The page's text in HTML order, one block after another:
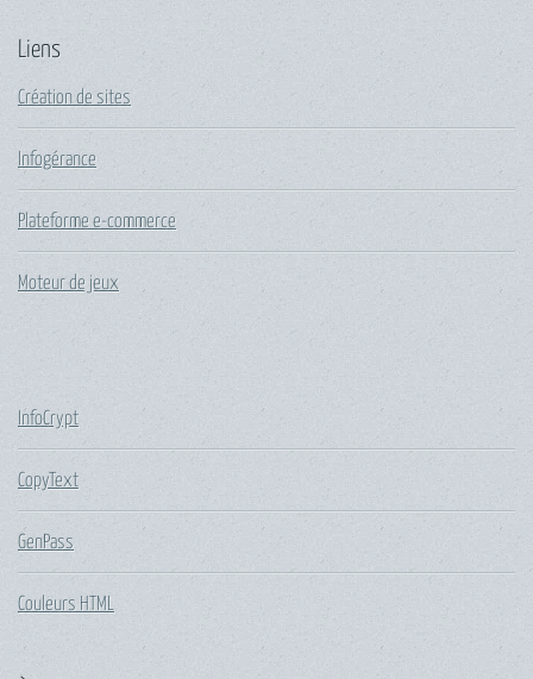
Liens
Création de sites
Infogérance
Plateforme e-commerce
Moteur de jeux
InfoCrypt
CopyText
GenPass
Couleurs HTML